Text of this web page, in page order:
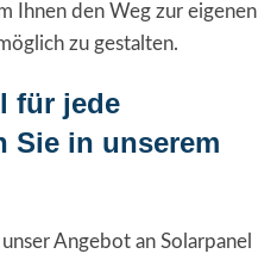
Ihnen den Weg zur eigenen
zu gestalten.
für jede
Sie in unserem
Angebot an Solarpanel